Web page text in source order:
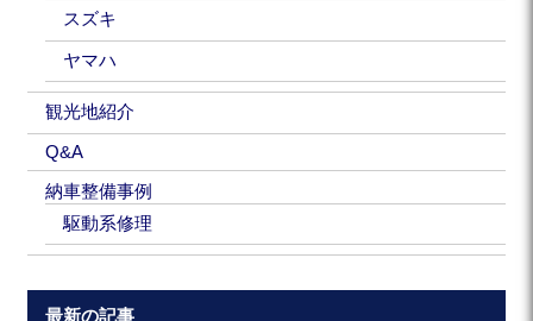
スズキ
ヤマハ
観光地紹介
Q&A
納車整備事例
駆動系修理
最新の記事